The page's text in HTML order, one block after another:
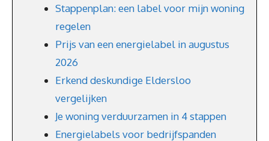
Stappenplan: een label voor mijn woning
regelen
Prijs van een energielabel in augustus
2026
Erkend deskundige Eldersloo
vergelijken
Je woning verduurzamen in 4 stappen
Energielabels voor bedrijfspanden